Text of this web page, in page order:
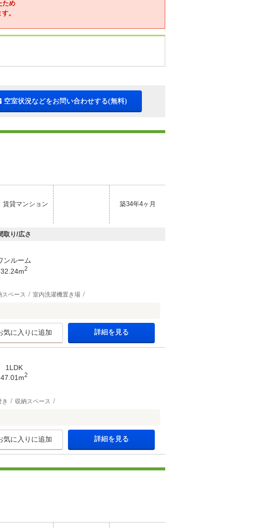
ため
。
空室状況などをお問い合わせする(無料)
賃貸マンション 築34年4ヶ月
取り/広さ
ンルーム
32.24m2
スペース 室内洗濯機置き場
気に入りに追加 詳細を見る
1LDK
47.01m2
き 収納スペース
気に入りに追加 詳細を見る